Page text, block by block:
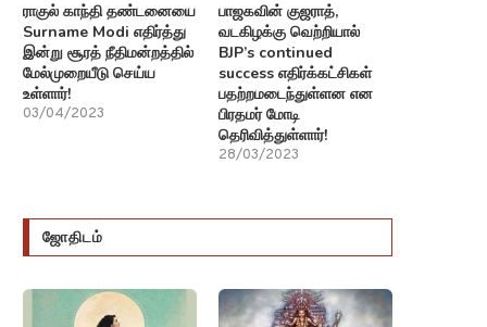
ராகுல் காந்தி தண்டனையை
Surname Modi எதிர்த்து
இன்று சூரத் நீதிமன்றத்தில்
மேல்முறையீடு செய்ய
உள்ளார்!
03/04/2023
பாஜகவின் குஜராத்,
வடகிழக்கு வெற்றியால்
BJP’s continued
success எதிர்க்கட்சிகள்
பதற்றமடைந்துள்ளன என
பிரதமர் மோடி
தெரிவித்துள்ளார்!
28/03/2023
ஜோதிடம்